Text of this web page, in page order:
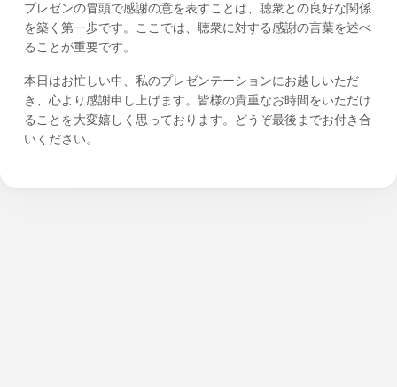
プレゼンの冒頭で感謝の意を表すことは、聴衆との良好な関係
を築く第一歩です。ここでは、聴衆に対する感謝の言葉を述べ
ることが重要です。
本日はお忙しい中、私のプレゼンテーションにお越しいただ
き、心より感謝申し上げます。皆様の貴重なお時間をいただけ
ることを大変嬉しく思っております。どうぞ最後までお付き合
いください。